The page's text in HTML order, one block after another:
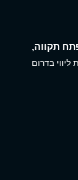
תקווה,
ליווי בדרום